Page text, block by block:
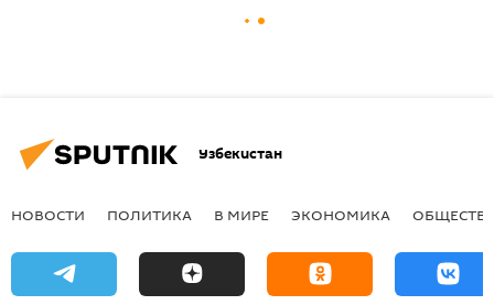
Узбекистан
НОВОСТИ ПОЛИТИКА В МИРЕ ЭКОНОМИКА